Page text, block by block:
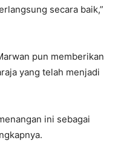
secara baik,”
pun memberikan
yang telah menjadi
ini sebagai